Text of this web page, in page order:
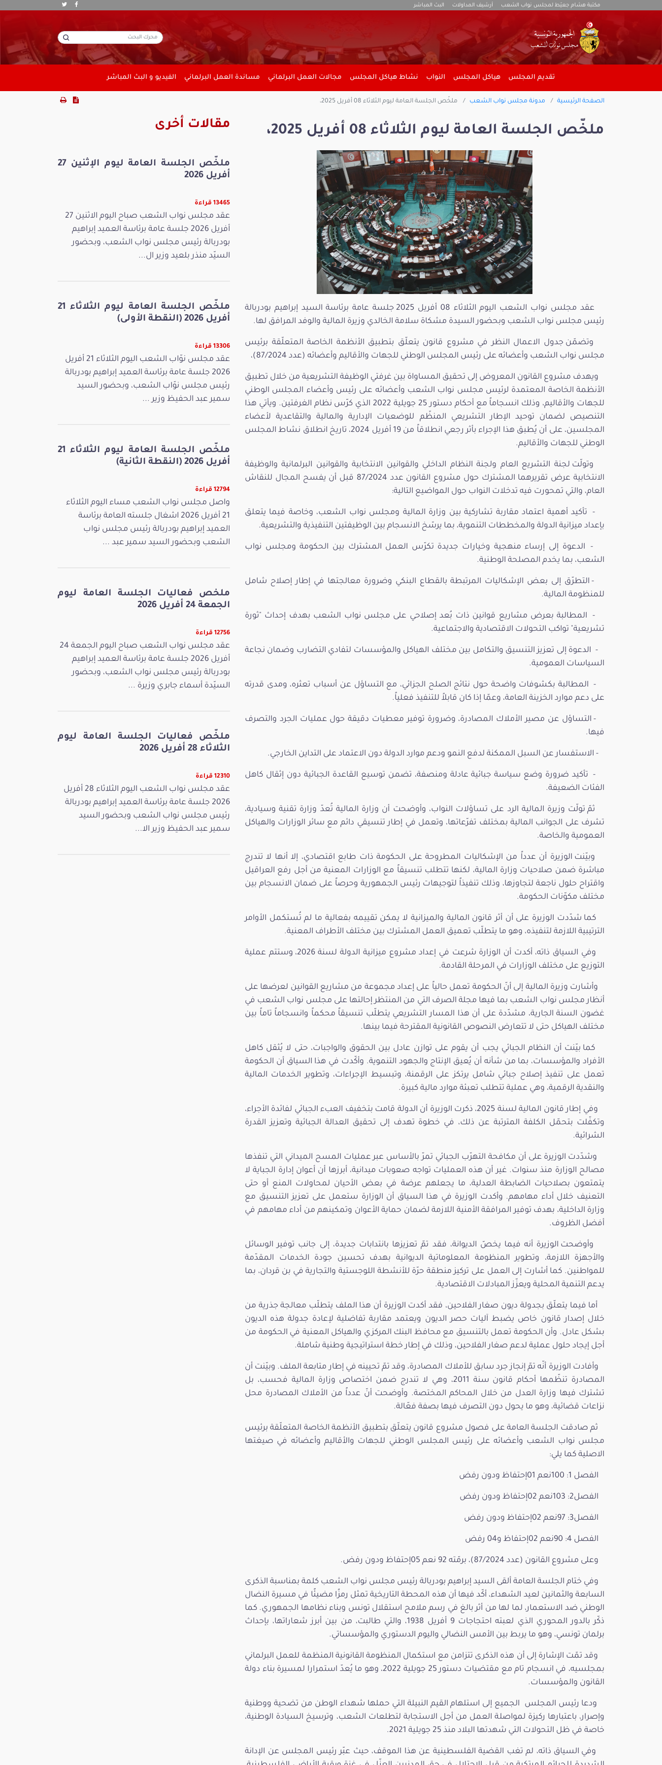
مكتبة هشام جعيّط لمجلس نواب الشعب أرشيف المداولات البث المباشر
تقديم المجلس هياكل المجلس النواب نشاط هياكل المجلس مجالات العمل البرلماني مساندة العمل البرلماني الفيديو و البث المباشر
الصفحة الرئيسية مدونة مجلس نواب الشعب ملخّص الجلسة العامة ليوم الثلاثاء 08 أفريل 2025،
ملخّص الجلسة العامة ليوم الثلاثاء 08 أفريل 2025،
عقد مجلس نواب الشعب اليوم الثلاثاء 08 أفريل 2025 جلسة عامة برئاسة السيد إبراهيم بودربالة
رئيس مجلس نواب الشعب وبحضور السيدة مشكاة سلامة الخالدي وزيرة المالية والوفد المرافق لها.
وتضمّن جدول الاعمال النظر في مشروع قانون يتعلّق بتطبيق الأنظمة الخاصة المتعلّقة برئيس
مجلس نواب الشعب وأعضائه على رئيس المجلس الوطني للجهات والأقاليم وأعضائه (عدد 87/2024)،
ويهدف مشروع القانون المعروض إلى تحقيق المساواة بين غرفتي الوظيفة التشريعية من خلال تطبيق
الأنظمة الخاصة المعتمدة لرئيس مجلس نواب الشعب وأعضائه على رئيس وأعضاء المجلس الوطني
للجهات والأقاليم، وذلك انسجاماً مع أحكام دستور 25 جويلية 2022 الذي كرّس نظام الغرفتين. ويأتي هذا
التنصيص لضمان توحيد الإطار التشريعي المنظّم للوضعيات الإدارية والمالية والتقاعدية لأعضاء
المجلسين، على أن يُطبق هذا الإجراء بأثر رجعي انطلاقاً من 19 أفريل 2024، تاريخ انطلاق نشاط المجلس
الوطني للجهات والأقاليم.
وتولّت لجنة التشريع العام ولجنة النظام الداخلي والقوانين الانتخابية والقوانين البرلمانية والوظيفة
الانتخابية عرض تقريرهما المشترك حول مشروع القانون عدد 87/2024 قبل أن يفسح المجال للنقاش
العام، والتي تمحورت فيه تدخلات النواب حول المواضيع التالية:
- تأكيد أهمية اعتماد مقاربة تشاركية بين وزارة المالية ومجلس نواب الشعب، وخاصة فيما يتعلق
بإعداد ميزانية الدولة والمخططات التنموية، بما يرسّخ الانسجام بين الوظيفتين التنفيذية والتشريعية.
- الدعوة إلى إرساء منهجية وخيارات جديدة تكرّس العمل المشترك بين الحكومة ومجلس نواب
الشعب، بما يخدم المصلحة الوطنية.
- التطرّق إلى بعض الإشكاليات المرتبطة بالقطاع البنكي وضرورة معالجتها في إطار إصلاح شامل
للمنظومة المالية.
- المطالبة بعرض مشاريع قوانين ذات بُعد إصلاحي على مجلس نواب الشعب بهدف إحداث "ثورة
تشريعية" تواكب التحولات الاقتصادية والاجتماعية.
- الدعوة إلى تعزيز التنسيق والتكامل بين مختلف الهياكل والمؤسسات لتفادي التضارب وضمان نجاعة
السياسات العمومية.
- المطالبة بكشوفات واضحة حول نتائج الصلح الجزائي، مع التساؤل عن أسباب تعثره، ومدى قدرته
على دعم موارد الخزينة العامة، وعمّا إذا كان قابلاً للتنفيذ فعلياً.
- التساؤل عن مصير الأملاك المصادرة، وضرورة توفير معطيات دقيقة حول عمليات الجرد والتصرف
فيها.
- الاستفسار عن السبل الممكنة لدفع النمو ودعم موارد الدولة دون الاعتماد على التداين الخارجي.
- تأكيد ضرورة وضع سياسة جبائية عادلة ومنصفة، تضمن توسيع القاعدة الجبائية دون إثقال كاهل
الفئات الضعيفة.
ثمّ تولّت وزيرة المالية الرد على تساؤلات النواب، وأوضحت أن وزارة المالية تُعدّ وزارة تقنية وسيادية،
تشرف على الجوانب المالية بمختلف تفرّعاتها، وتعمل في إطار تنسيقي دائم مع سائر الوزارات والهياكل
العمومية والخاصة.
وبيّنت الوزيرة أن عدداً من الإشكاليات المطروحة على الحكومة ذات طابع اقتصادي، إلا أنها لا تندرج
مباشرة ضمن صلاحيات وزارة المالية، لكنها تتطلب تنسيقاً مع الوزارات المعنية من أجل رفع العراقيل
واقتراح حلول ناجعة لتجاوزها، وذلك تنفيذاً لتوجيهات رئيس الجمهورية وحرصاً على ضمان الانسجام بين
مختلف مكوّنات الحكومة.
كما شدّدت الوزيرة على أن أثر قانون المالية والميزانية لا يمكن تقييمه بفعالية ما لم تُستكمل الأوامر
الترتيبية اللازمة لتنفيذه، وهو ما يتطلّب تعميق العمل المشترك بين مختلف الأطراف المعنية.
وفي السياق ذاته، أكدت أن الوزارة شرعت في إعداد مشروع ميزانية الدولة لسنة 2026، وستتم عملية
التوزيع على مختلف الوزارات في المرحلة القادمة.
وأشارت وزيرة المالية إلى أنّ الحكومة تعمل حالياً على إعداد مجموعة من مشاريع القوانين لعرضها على
أنظار مجلس نواب الشعب بما فيها مجلة الصرف التي من المنتظر إحالتها على مجلس نواب الشعب في
غضون السنة الجارية، مشدّدة على أن هذا المسار التشريعي يتطلّب تنسيقاً محكماً وانسجاماً تاماً بين
مختلف الهياكل حتى لا تتعارض النصوص القانونية المقترحة فيما بينها.
كما بيّنت أن النظام الجبائي يجب أن يقوم على توازن عادل بين الحقوق والواجبات، حتى لا يُثقل كاهل
الأفراد والمؤسسات، بما من شأنه أن يُعيق الإنتاج والجهود التنموية. وأكّدت في هذا السياق أن الحكومة
تعمل على تنفيذ إصلاح جبائي شامل يرتكز على الرقمنة، وتبسيط الإجراءات، وتطوير الخدمات المالية
والنقدية الرقمية، وهي عملية تتطلب تعبئة موارد مالية كبيرة.
وفي إطار قانون المالية لسنة 2025، ذكرت الوزيرة أن الدولة قامت بتخفيف العبء الجبائي لفائدة الأجراء،
وتكفّلت بتحمّل الكلفة المترتبة عن ذلك، في خطوة تهدف إلى تحقيق العدالة الجبائية وتعزيز القدرة
الشرائية.
وشدّدت الوزيرة على أن مكافحة التهرّب الجبائي تمرّ بالأساس عبر عمليات المسح الميداني التي تنفذها
مصالح الوزارة منذ سنوات. غير أن هذه العمليات تواجه صعوبات ميدانية، أبرزها أن أعوان إدارة الجباية لا
يتمتعون بصلاحيات الضابطة العدلية، ما يجعلهم عرضة في بعض الأحيان لمحاولات المنع أو حتى
التعنيف خلال أداء مهامهم. وأكدت الوزيرة في هذا السياق أن الوزارة ستعمل على تعزيز التنسيق مع
وزارة الداخلية، بهدف توفير المرافقة الأمنية اللازمة لضمان حماية الأعوان وتمكينهم من أداء مهامهم في
أفضل الظروف.
وأوضحت الوزيرة أنه فيما يخصّ الديوانة، فقد تمّ تعزيزها بانتدابات جديدة، إلى جانب توفير الوسائل
والأجهزة اللازمة، وتطوير المنظومة المعلوماتية الديوانية بهدف تحسين جودة الخدمات المقدّمة
للمواطنين. كما أشارت إلى العمل على تركيز منطقة حرّة للأنشطة اللوجستية والتجارية في بن قردان، بما
يدعم التنمية المحلية ويعزّز المبادلات الاقتصادية.
أما فيما يتعلّق بجدولة ديون صغار الفلاحين، فقد أكدت الوزيرة أن هذا الملف يتطلّب معالجة جذرية من
خلال إصدار قانون خاص يضبط آليات حصر الديون ويعتمد مقاربة تفاضلية لإعادة جدولة هذه الديون
بشكل عادل. وأن الحكومة تعمل بالتنسيق مع محافظ البنك المركزي والهياكل المعنية في الحكومة من
أجل إيجاد حلول عملية لدعم صغار الفلاحين، وذلك في إطار خطة استراتيجية وطنية شاملة.
وأفادت الوزيرة أنّه تمّ إنجاز جرد سابق للأملاك المصادرة، وقد تمّ تحيينه في إطار متابعة الملف. وبيّنت أن
المصادرة تنظّمها أحكام قانون سنة 2011، وهي لا تندرج ضمن اختصاص وزارة المالية فحسب، بل
تشترك فيها وزارة العدل من خلال المحاكم المختصة. وأوضحت أنّ عدداً من الأملاك المصادرة محل
نزاعات قضائية، وهو ما يحول دون التصرف فيها بصفة فعّالة.
ثم صادقت الجلسة العامة على فصول مشروع قانون يتعلّق بتطبيق الأنظمة الخاصة المتعلّقة برئيس
مجلس نواب الشعب وأعضائه على رئيس المجلس الوطني للجهات والأقاليم وأعضائه في صيغتها
الاصلية كما يلي:
الفصل 1: 100نعم 01إحتفاظ ودون رفض
الفصل2: 103نعم 02إحتفاظ ودون رفض
الفصل3: 97نعم 02إحتفاظ ودون رفض
الفصل 4: 90نعم 02إحتفاظ و04 رفض
وعلى مشروع القانون (عدد 87/2024)، برمّته 92 نعم 05إحتفاظ ودون رفض.
وفي ختام الجلسة العامة ألقى السيد إبراهيم بودربالة رئيس مجلس نواب الشعب كلمة بمناسبة الذكرى
السابعة والثمانين لعيد الشهداء، أكّد فيها أن هذه المحطة التاريخية تمثل رمزًا مضيئًا في مسيرة النضال
الوطني ضد الاستعمار، لما لها من أثر بالغ في رسم ملامح استقلال تونس وبناء نظامها الجمهوري. كما
ذكّر بالدور المحوري الذي لعبته احتجاجات 9 أفريل 1938، والتي طالبت، من بين أبرز شعاراتها، بإحداث
برلمان تونسي، وهو ما يربط بين الأمس النضالي واليوم الدستوري والمؤسساتي.
وقد تمّت الإشارة إلى أن هذه الذكرى تتزامن مع استكمال المنظومة القانونية المنظمة للعمل البرلماني
بمجلسيه، في انسجام تام مع مقتضيات دستور 25 جويلية 2022، وهو ما يُعدّ استمرارا لمسيرة بناء دولة
القانون والمؤسسات.
ودعا رئيس المجلس الجميع إلى استلهام القيم النبيلة التي حملها شهداء الوطن من تضحية ووطنية
وإصرار، باعتبارها ركيزة لمواصلة العمل من أجل الاستجابة لتطلعات الشعب، وترسيخ السيادة الوطنية،
خاصة في ظل التحولات التي شهدتها البلاد منذ 25 جويلية 2021.
وفي السياق ذاته، لم تغب القضية الفلسطينية عن هذا الموقف، حيث عبّر رئيس المجلس عن الإدانة
مقالات أخرى
ملخّص الجلسة العامة ليوم الإثنين 27
أفريل 2026
13465 قراءة
عقد مجلس نواب الشعب صباح اليوم الاثنين 27
أفريل 2026 جلسة عامة برئاسة العميد إبراهيم
بودربالة رئيس مجلس نواب الشعب، وبحضور
السيّد منذر بلعيد وزير ال...
ملخّص الجلسة العامة ليوم الثلاثاء 21
أفريل 2026 (النقطة الأولى)
13306 قراءة
عقد مجلس نوّاب الشعب اليوم الثلاثاء 21 أفريل
2026 جلسة عامة برئاسة العميد إبراهيم بودربالة
رئيس مجلس نوّاب الشعب، وبحضور السيد
سمير عبد الحفيظ وزير ...
ملخّص الجلسة العامة ليوم الثلاثاء 21
أفريل 2026 (النقطة الثانية)
12794 قراءة
واصل مجلس نواب الشعب مساء اليوم الثلاثاء
21 أفريل 2026 اشغال جلسته العامة برئاسة
العميد إبراهيم بودربالة رئيس مجلس نواب
الشعب وبحضور السيد سمير عبد ...
ملخص فعاليات الجلسة العامة ليوم
الجمعة 24 أفريل 2026
12756 قراءة
عقد مجلس نواب الشعب صباح اليوم الجمعة 24
أفريل 2026 جلسة عامة برئاسة العميد إبراهيم
بودربالة رئيس مجلس نواب الشعب، وبحضور
السيّدة أسماء جابري وزيرة ...
ملخّص فعاليات الجلسة العامة ليوم
الثلاثاء 28 أفريل 2026
12310 قراءة
عقد مجلس نواب الشعب اليوم الثلاثاء 28 أفريل
2026 جلسة عامة برئاسة العميد إبراهيم بودربالة
رئيس مجلس نواب الشعب وبحضور السيد
سمير عبد الحفيظ وزير الا...